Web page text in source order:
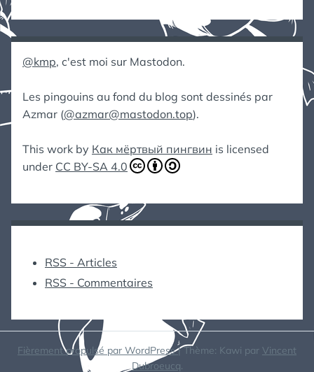
@kmp, c'est moi sur Mastodon.
Les pingouins au fond du blog sont dessinés par
Azmar (@azmar@mastodon.top).
This work by Как мёртвый пингвин is licensed
under CC BY-SA 4.0
RSS - Articles
RSS - Commentaires
Fièrement propulsé par WordPress|Thème: Kawi par Vincent
Dubroeucq.